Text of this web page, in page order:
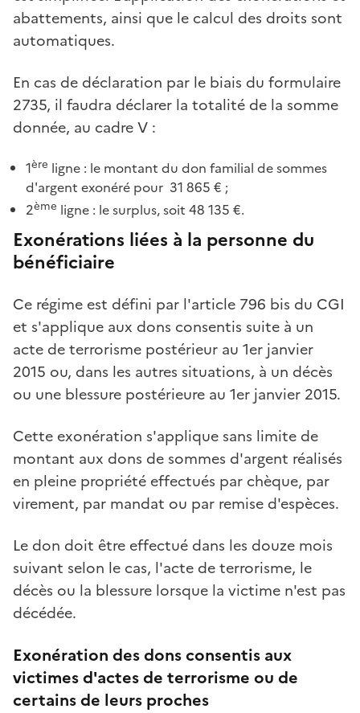
abattements, ainsi que le calcul des droits sont
automatiques.
En cas de déclaration par le biais du formulaire
2735, il faudra déclarer la totalité de la somme
donnée, au cadre V :
1ère ligne : le montant du don familial de sommes
d'argent exonéré pour 31 865 € ;
2ème ligne : le surplus, soit 48 135 €.
Exonérations liées à la personne du
bénéficiaire
Ce régime est défini par l'article 796 bis du CGI
et s'applique aux dons consentis suite à un
acte de terrorisme postérieur au 1er janvier
2015 ou, dans les autres situations, à un décès
ou une blessure postérieure au 1er janvier 2015.
Cette exonération s'applique sans limite de
montant aux dons de sommes d'argent réalisés
en pleine propriété effectués par chèque, par
virement, par mandat ou par remise d'espèces.
Le don doit être effectué dans les douze mois
suivant selon le cas, l'acte de terrorisme, le
décès ou la blessure lorsque la victime n'est pas
décédée.
Exonération des dons consentis aux
victimes d'actes de terrorisme ou de
certains de leurs proches